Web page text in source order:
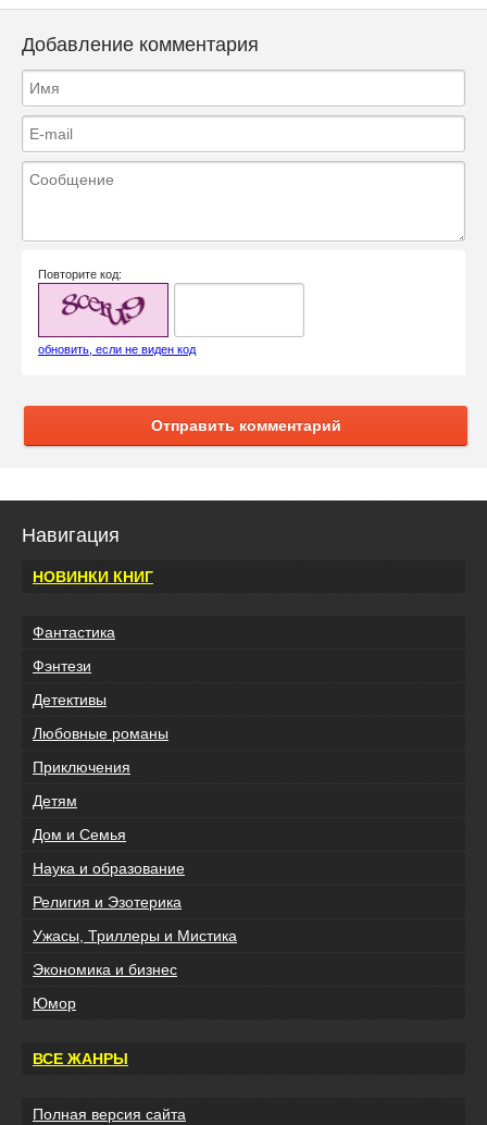
Добавление комментария
Повторите код:
обновить, если не виден код
Отправить комментарий
Навигация
НОВИНКИ КНИГ
Фантастика
Фэнтези
Детективы
Любовные романы
Приключения
Детям
Дом и Семья
Наука и образование
Религия и Эзотерика
Ужасы, Триллеры и Мистика
Экономика и бизнес
Юмор
ВСЕ ЖАНРЫ
Полная версия сайта